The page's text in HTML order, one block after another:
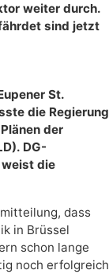
weiter durch.
sind jetzt
St.
die Regierung
der
DG-
die
dass
in Brüssel
schon lange
noch erfolgreich